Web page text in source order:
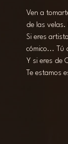
Ven a
de las velas.
Si eres
cómico... Tú
Y si eres de
Te estamos